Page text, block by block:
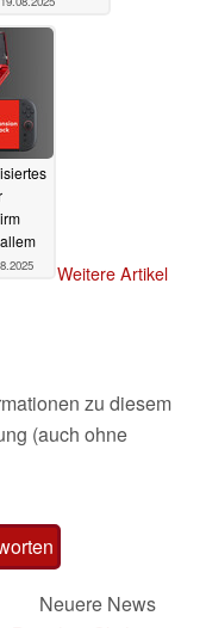
Weitere Artikel
zu diesem
(auch ohne
Neuere News